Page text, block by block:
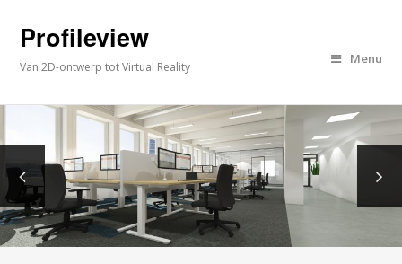
Profileview
Van 2D-ontwerp tot Virtual Reality
Menu